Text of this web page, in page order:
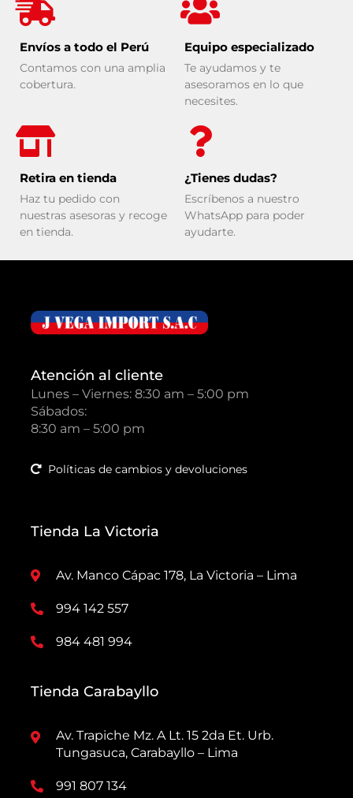
Envíos a todo el Perú
Contamos con una amplia
cobertura.
Equipo especializado
Te ayudamos y te
asesoramos en lo que
necesites.
Retira en tienda
Haz tu pedido con
nuestras asesoras y recoge
en tienda.
¿Tienes dudas?
Escríbenos a nuestro
WhatsApp para poder
ayudarte.
Atención al cliente
Lunes – Viernes: 8:30 am – 5:00 pm
Sábados:
8:30 am – 5:00 pm
Políticas de cambios y devoluciones
Tienda La Victoria
Av. Manco Cápac 178, La Victoria – Lima
994 142 557
984 481 994
Tienda Carabayllo
Av. Trapiche Mz. A Lt. 15 2da Et. Urb.
Tungasuca, Carabayllo – Lima
991 807 134